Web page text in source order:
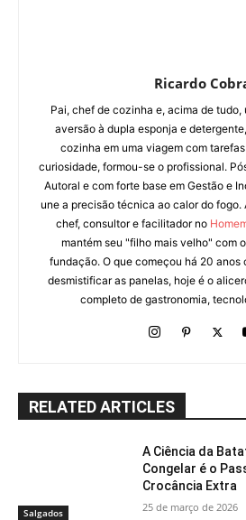
Ricardo
Pai, chef de cozinha e, acima de tudo,
aversão à dupla esponja e
cozinha em uma viagem com
curiosidade, formou-se o profissional.
Autoral e com forte base em Gestão e
une a precisão técnica ao calor do fogo.
chef, consultor e facilitador no
mantém seu "filho mais velho" com
fundação. O que começou há 20 anos
desmistificar as panelas, hoje é o
completo de gastronomia,
RELATED ARTICLES
Salgados
A Ciência da
Congelar é o
Crocância Extra
25 de março de 2026